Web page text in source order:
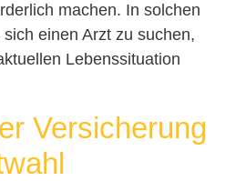
machen. In solchen
einen Arzt zu suchen,
Lebenssituation
Versicherung